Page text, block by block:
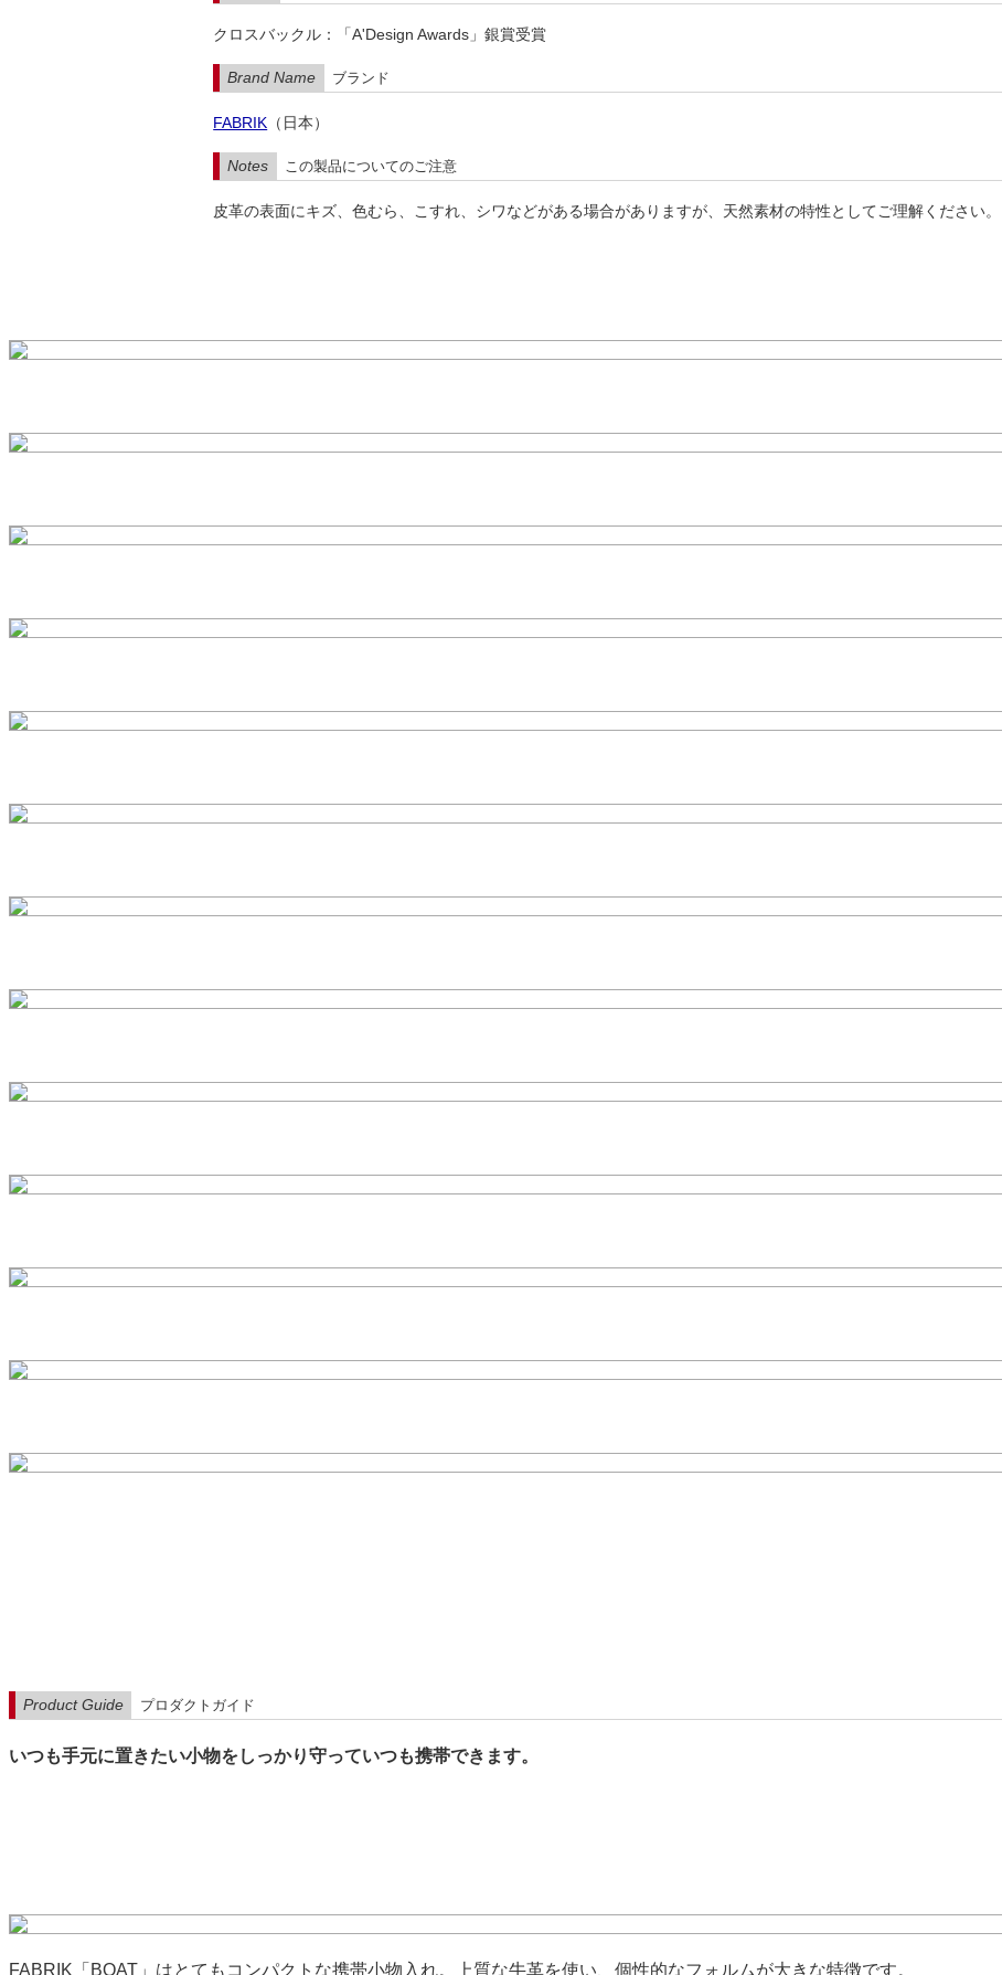
クロスバックル：「A'Design Awards」銀賞受賞
Brand Name ブランド
FABRIK （日本）
Notes この製品についてのご注意
皮革の表面にキズ、色むら、こすれ、シワなどがある場合がありますが、天然素材の特性としてご理解ください。
Product Guide プロダクトガイド
いつも手元に置きたい小物をしっかり守っていつも携帯できます。
FABRIK「BOAT」はとてもコンパクトな携帯小物入れ。上質な牛革を使い、個性的なフォルムが大きな特徴です。